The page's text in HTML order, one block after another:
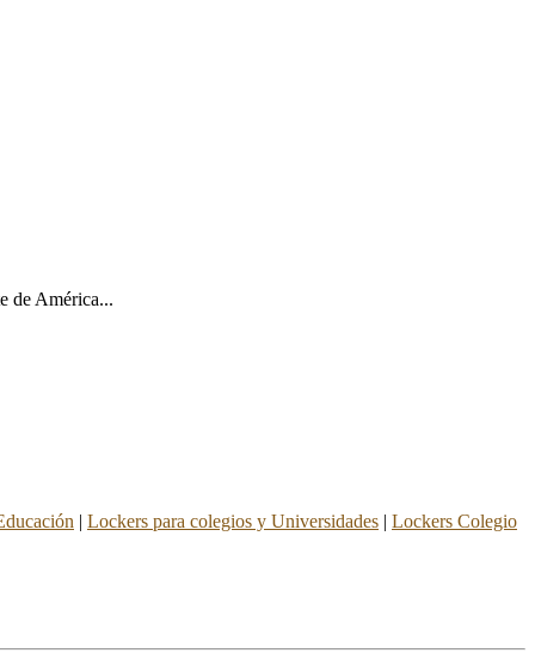
de América...
| Lockers para colegios y Universidades | Lockers Colegio